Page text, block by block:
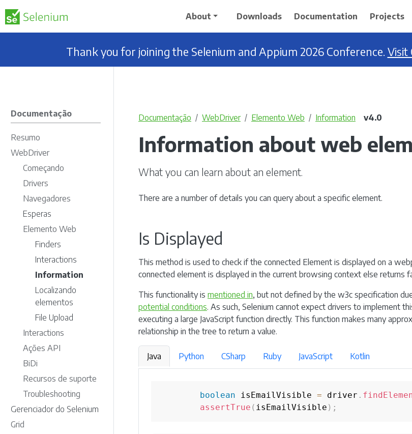
About Downloads Documentation Projects
Thank you for joining the Selenium and Appium 2026 Conference. Visit
Documentação
Resumo
WebDriver
Começando
Drivers
Navegadores
Esperas
Elemento Web
Finders
Interactions
Information
Localizando
elementos
File Upload
Interactions
Ações API
BiDi
Recursos de suporte
Troubleshooting
Gerenciador do Selenium
Grid
Documentação WebDriver Elemento Web Information v4.0
Information about web
What you can learn about an element.
There are a number of details you can query about a specific element.
Is Displayed
This method is used to check if the connected Element is displayed on a
connected element is displayed in the current browsing context else returns
This functionality is mentioned in, but not defined by the w3c specification
potential conditions. As such, Selenium cannot expect drivers to implement
executing a large JavaScript function directly. This function makes many
relationship in the tree to return a value.
Java Python CSharp Ruby JavaScript Kotlin
boolean isEmailVisible = driver .
assertTrue ( isEmailVisible ) ;